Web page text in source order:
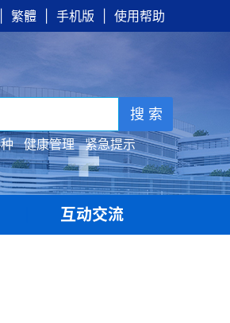
繁體 手机版 使用帮助
搜 索
健康管理 紧急提示
互动交流